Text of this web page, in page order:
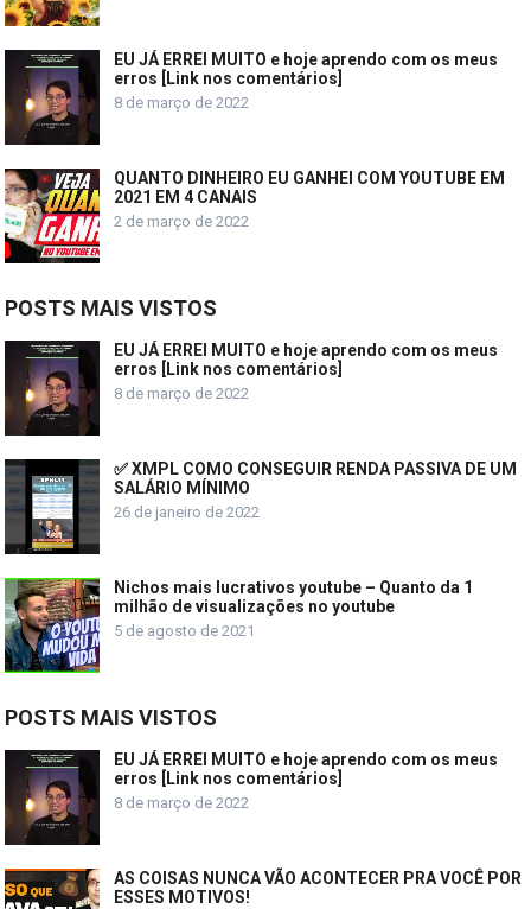
EU JÁ ERREI MUITO e hoje aprendo com os meus
erros [Link nos comentários]
8 de março de 2022
QUANTO DINHEIRO EU GANHEI COM YOUTUBE EM
2021 EM 4 CANAIS
2 de março de 2022
POSTS MAIS VISTOS
EU JÁ ERREI MUITO e hoje aprendo com os meus
erros [Link nos comentários]
8 de março de 2022
✅ XMPL COMO CONSEGUIR RENDA PASSIVA DE UM
SALÁRIO MÍNIMO
26 de janeiro de 2022
Nichos mais lucrativos youtube – Quanto da 1
milhão de visualizações no youtube
5 de agosto de 2021
POSTS MAIS VISTOS
EU JÁ ERREI MUITO e hoje aprendo com os meus
erros [Link nos comentários]
8 de março de 2022
AS COISAS NUNCA VÃO ACONTECER PRA VOCÊ POR
ESSES MOTIVOS!